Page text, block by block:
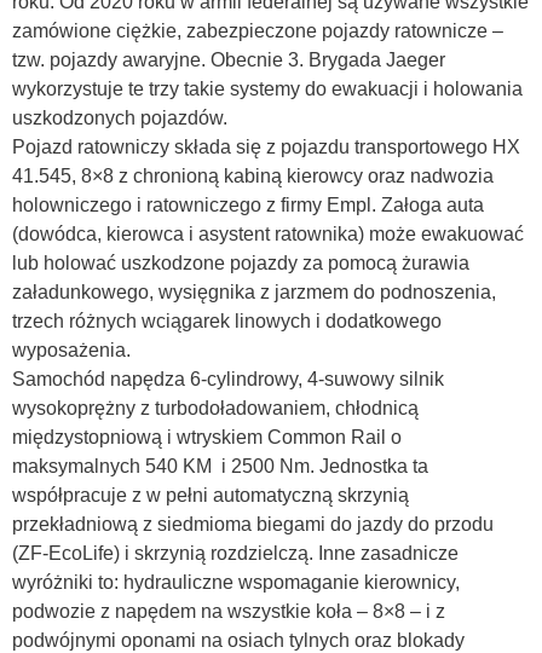
zamówione ciężkie, zabezpieczone pojazdy ratownicze –
tzw. pojazdy awaryjne. Obecnie 3. Brygada Jaeger
wykorzystuje te trzy takie systemy do ewakuacji i holowania
uszkodzonych pojazdów.
Pojazd ratowniczy składa się z pojazdu transportowego HX
41.545, 8×8 z chronioną kabiną kierowcy oraz nadwozia
holowniczego i ratowniczego z firmy Empl. Załoga auta
(dowódca, kierowca i asystent ratownika) może ewakuować
lub holować uszkodzone pojazdy za pomocą żurawia
załadunkowego, wysięgnika z jarzmem do podnoszenia,
trzech różnych wciągarek linowych i dodatkowego
wyposażenia.
Samochód napędza 6-cylindrowy, 4-suwowy silnik
wysokoprężny z turbodoładowaniem, chłodnicą
międzystopniową i wtryskiem Common Rail o
maksymalnych 540 KM i 2500 Nm. Jednostka ta
współpracuje z w pełni automatyczną skrzynią
przekładniową z siedmioma biegami do jazdy do przodu
(ZF-EcoLife) i skrzynią rozdzielczą. Inne zasadnicze
wyróżniki to: hydrauliczne wspomaganie kierownicy,
podwozie z napędem na wszystkie koła – 8×8 – i z
podwójnymi oponami na osiach tylnych oraz blokady